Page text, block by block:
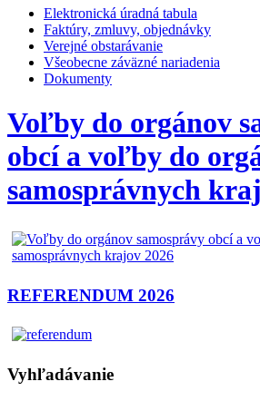
Elektronická úradná tabula
Faktúry, zmluvy, objednávky
Verejné obstarávanie
Všeobecne záväzné nariadenia
Dokumenty
Voľby do orgánov
obcí a voľby do
samosprávnych
REFERENDUM 2026
Vyhľadávanie